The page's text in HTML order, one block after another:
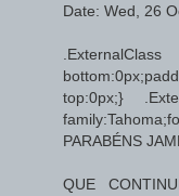
Date: Wed, 26
top:0px;}
PARABÉNS
QUE